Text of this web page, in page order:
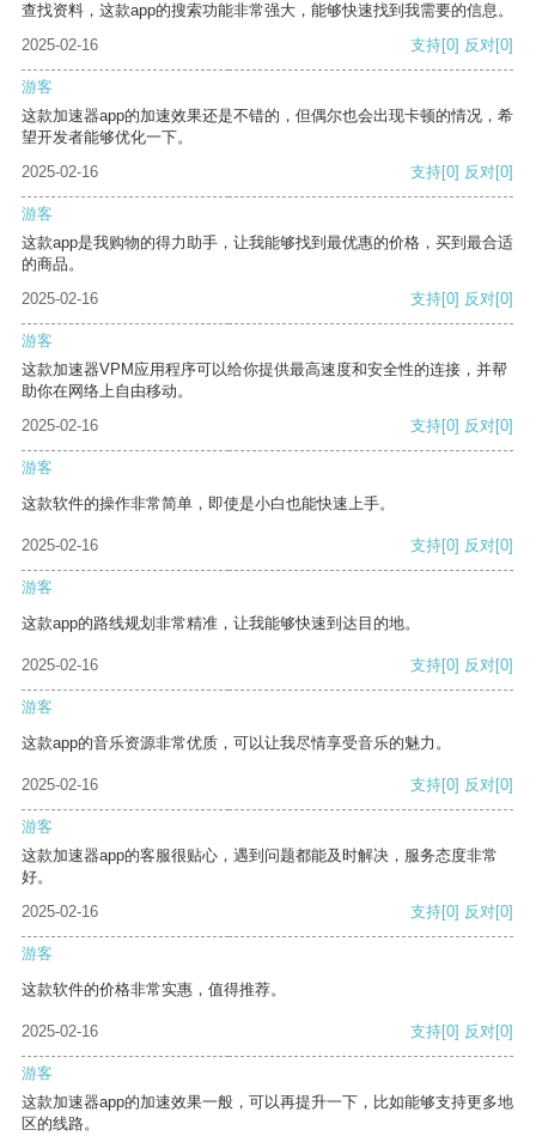
查找资料，这款app的搜索功能非常强大，能够快速找到我需要的信息。
2025-02-16
支持[0] 反对[0]
游客
这款加速器app的加速效果还是不错的，但偶尔也会出现卡顿的情况，希
望开发者能够优化一下。
2025-02-16
支持[0] 反对[0]
游客
这款app是我购物的得力助手，让我能够找到最优惠的价格，买到最合适
的商品。
2025-02-16
支持[0] 反对[0]
游客
这款加速器VPM应用程序可以给你提供最高速度和安全性的连接，并帮
助你在网络上自由移动。
2025-02-16
支持[0] 反对[0]
游客
这款软件的操作非常简单，即使是小白也能快速上手。
2025-02-16 支持[0] 反对[0]
游客
这款app的路线规划非常精准，让我能够快速到达目的地。
2025-02-16 支持[0] 反对[0]
游客
这款app的音乐资源非常优质，可以让我尽情享受音乐的魅力。
2025-02-16 支持[0] 反对[0]
游客
这款加速器app的客服很贴心，遇到问题都能及时解决，服务态度非常
好。
2025-02-16
支持[0] 反对[0]
游客
这款软件的价格非常实惠，值得推荐。
2025-02-16 支持[0] 反对[0]
游客
这款加速器app的加速效果一般，可以再提升一下，比如能够支持更多地
区的线路。